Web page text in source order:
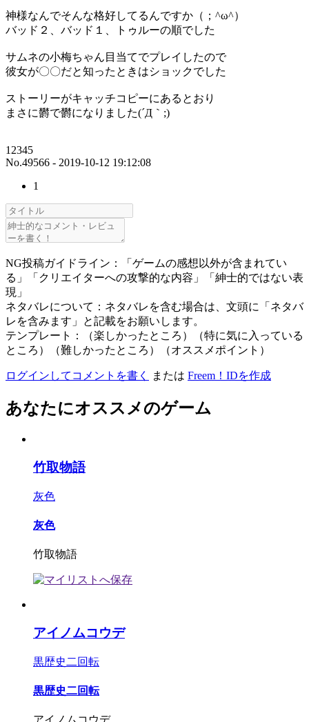
神様なんでそんな格好してるんですか（；^ω^）
バッド２、バッド１、トゥルーの順でした
サムネの小梅ちゃん目当てでプレイしたので
彼女が〇〇だと知ったときはショックでした
ストーリーがキャッチコピーにあるとおり
まさに欝で欝になりました(´Д｀;)
12345
No.49566 - 2019-10-12 19:12:08
1
NG投稿ガイドライン：「ゲームの感想以外が含まれてい
る」「クリエイターへの攻撃的な内容」「紳士的ではない表
現」
ネタバレについて：ネタバレを含む場合は、文頭に「ネタバ
レを含みます」と記載をお願いします。
テンプレート：（楽しかったところ）（特に気に入っている
ところ）（難しかったところ）（オススメポイント）
ログインしてコメントを書く または Freem！IDを作成
あなたにオススメのゲーム
竹取物語
灰色
灰色
竹取物語
アイノムコウデ
黒歴史二回転
黒歴史二回転
アイノムコウデ